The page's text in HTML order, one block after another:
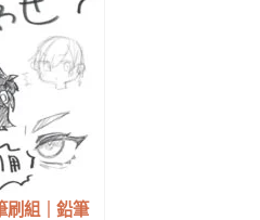
刷組｜鉛筆